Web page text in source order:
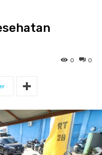
0
0